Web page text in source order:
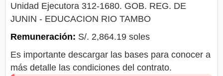
Unidad Ejecutora 312-1680. GOB. REG. DE
JUNIN - EDUCACION RIO TAMBO
Remuneración: S/. 2,864.19 soles
Es importante descargar las bases para conocer a
más detalle las condiciones del contrato.